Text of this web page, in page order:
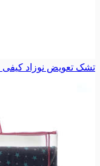
تشک تعویض نوزاد کیفی